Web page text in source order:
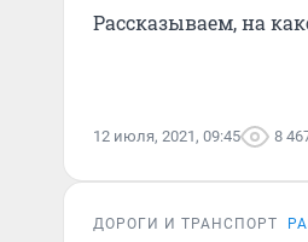
Рассказываем, на
12 июля, 2021, 09:45 8
ДОРОГИ И ТРАНСПОРТ